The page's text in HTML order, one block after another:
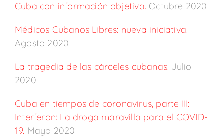
Cuba con información objetiva. Octubre 2020
Médicos Cubanos Libres: nueva iniciativa.
Agosto 2020
La tragedia de las cárceles cubanas. Julio
2020
Cuba en tiempos de coronavirus, parte III:
Interferon: La droga maravilla para el COVID-
19. Mayo 2020